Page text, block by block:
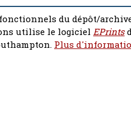
du dépôt/
utilise le logiciel EPrints
Plus